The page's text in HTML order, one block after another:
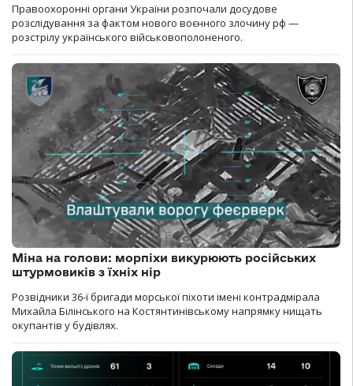
Правоохоронні органи України розпочали досудове
розслідування за фактом нового воєнного злочину рф —
розстрілу українського військовополоненого.
Міна на голови: морпіхи викурюють російських
штурмовиків з їхніх нір
Розвідники 36-ї бригади морської піхоти імені контрадмірала
Михайла Білінського на Костянтинівському напрямку нищать
окупантів у будівлях.